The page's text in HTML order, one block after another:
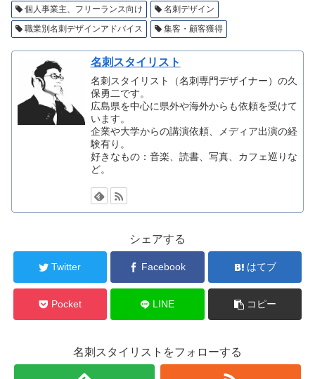
個人事業主、フリーランス向け
名刺デザイン
職業別名刺デザインアドバイス
集客・顧客獲得
名刺スタイリスト
名刺スタイリスト（名刺専門デザイナー）の久
保勇二です。
広島県を中心に県外や海外からも依頼を受けて
います。
企業や大学からの講演依頼、メディア出演の経
験有り。
好きなもの：音楽、読書、写真、カフェ巡りな
ど。
シェアする
Twitter Facebook はてブ
Pocket LINE コピー
名刺スタイリストをフォローする